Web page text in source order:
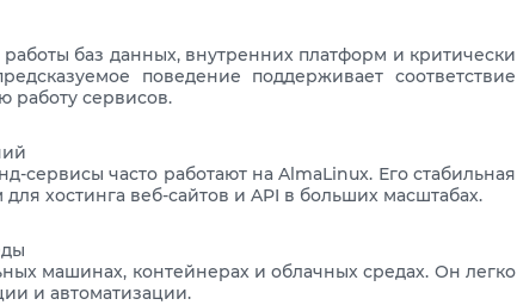
баз данных, внутренних платформ и критически
поведение поддерживает соответствие
работу сервисов.
часто работают на AlmaLinux. Его стабильная
хостинга веб-сайтов и API в больших масштабах.
машинах, контейнерах и облачных средах. Он легко
и автоматизации.